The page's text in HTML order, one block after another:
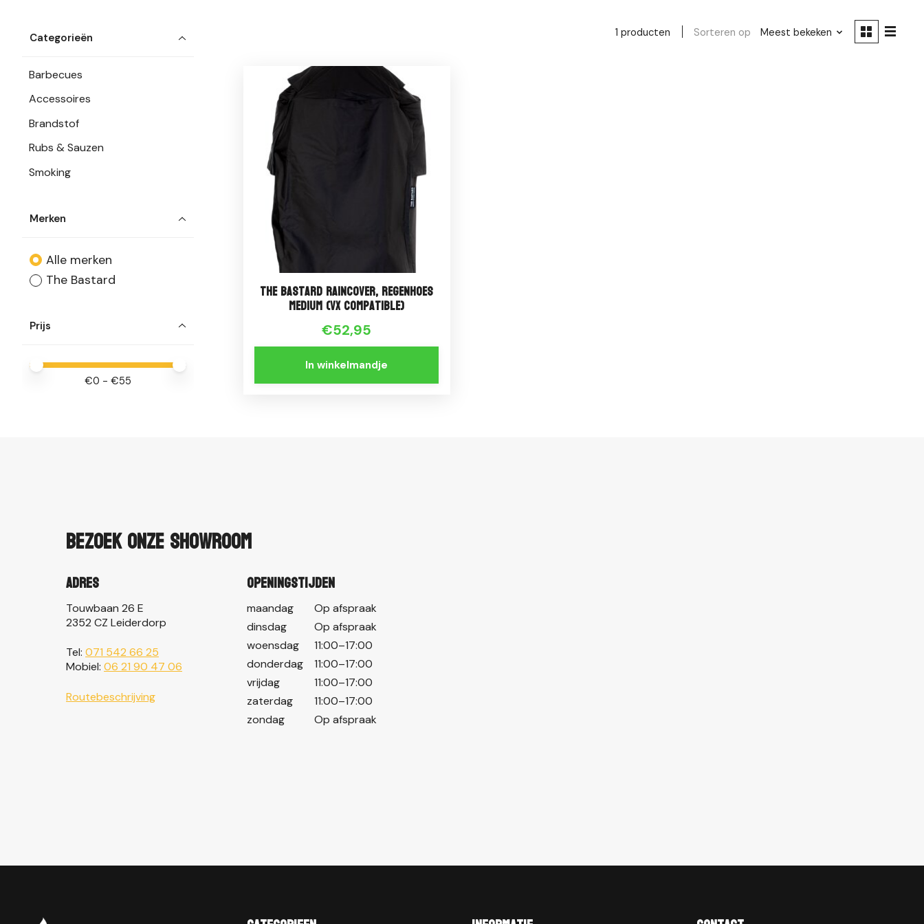
Categorieën
Barbecues
Accessoires
Brandstof
Rubs & Sauzen
Smoking
Merken
Alle merken
The Bastard
Prijs
Minimale prijswaarde
Price maximum value
€0 - €55
1 producten Sorteren op Meest bekeken
The Bastard Raincover, Regenhoes
Medium (VX Compatible)
€52,95
In winkelmandje
Bezoek onze showroom
Adres
Touwbaan 26 E
2352 CZ Leiderdorp
Tel: 071 542 66 25
Mobiel: 06 21 90 47 06
Routebeschrijving
Openingstijden
maandag
Op afspraak
dinsdag
Op afspraak
woensdag
11:00–17:00
donderdag
11:00–17:00
vrijdag
11:00–17:00
zaterdag
11:00–17:00
zondag
Op afspraak